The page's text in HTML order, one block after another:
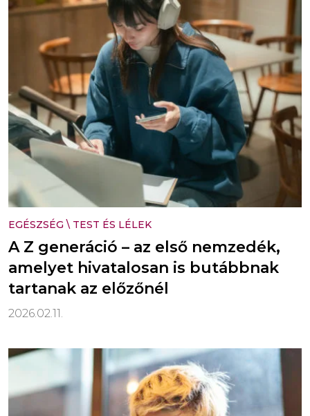
EGÉSZSÉG \ TEST ÉS LÉLEK
A Z generáció – az első nemzedék,
amelyet hivatalosan is butábbnak
tartanak az előzőnél
2026.02.11.